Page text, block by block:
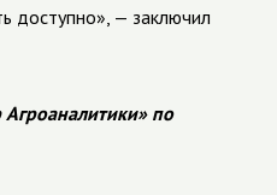
доступно», — заключил
по